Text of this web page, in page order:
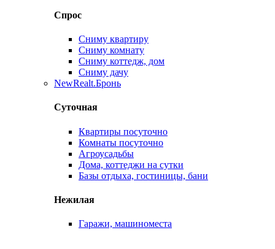
Спрос
Сниму квартиру
Сниму комнату
Сниму коттедж, дом
Сниму дачу
NewRealt.Бронь
Суточная
Квартиры посуточно
Комнаты посуточно
Агроусадьбы
Дома, коттеджи на сутки
Базы отдыха, гостиницы, бани
Нежилая
Гаражи, машиноместа